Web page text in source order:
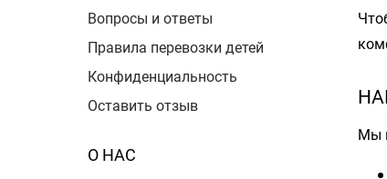
Вопросы и ответы
Правила перевозки детей
Конфиденциальность
Оставить отзыв
О НАС
Мы